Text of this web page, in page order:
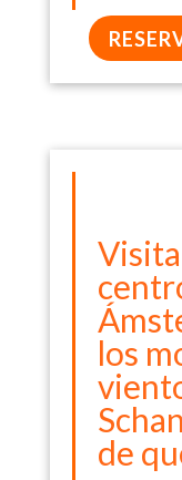
los
de